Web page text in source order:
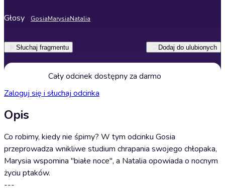
Głosy GosiaMarysiaNatalia
Słuchaj fragmentu Dodaj do ulubionych
Cały odcinek dostępny za darmo
Zaloguj się i słuchaj odcinka
Opis
Co robimy, kiedy nie śpimy? W tym odcinku Gosia
przeprowadza wnikliwe studium chrapania swojego chłopaka,
Marysia wspomina "białe noce", a Natalia opowiada o nocnym
życiu ptaków.
---